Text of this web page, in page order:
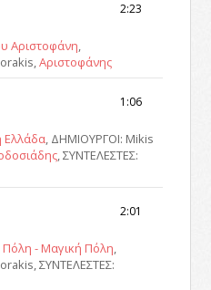
2:23
Αριστοφάνη,
Αριστοφάνης
1:06
Ελλάδα, ΔΗΜΙΟΥΡΓΟΙ: Mikis
, ΣΥΝΤΕΛΕΣΤΕΣ:
2:01
- Μαγική Πόλη,
ΣΥΝΤΕΛΕΣΤΕΣ: